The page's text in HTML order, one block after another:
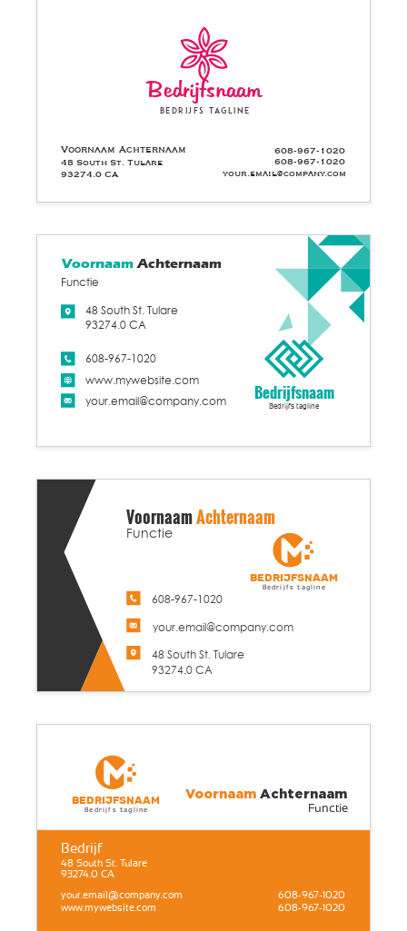
608-967-1020
your.email@company.com
48 South St. Tulare
93274.0 CA
608-967-1020
Voornaam Achternaam
Bedrijfsnaam
Bedrijfs tagline
www.mywebsite.com
your.email@company.com
608-967-1020
Functie
48 South St. Tulare
93274.0 CA
VoornaamAchternaam
Bedrijfsnaam
Bedrijfs tagline
608-967-1020
your.email@company.com
48 South St. Tulare
93274.0 CA
Functie
VoornaamAchternaam
Bedrijfsnaam
Bedrijfs tagline
www.mywebsite.com
608-967-1020
608-967-1020
your.email@company.com
48 South St. Tulare
93274.0 CA
Bedrijf
Functie
VoornaamAchternaam
Bedrijfsnaam
Bedrijfs tagline